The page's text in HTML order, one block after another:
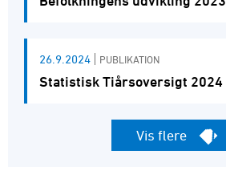
26.9.2024 PUBLIKATION
Statistisk Tiårsoversigt 2024
Vis flere